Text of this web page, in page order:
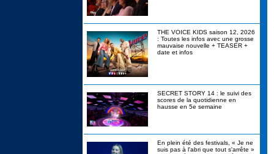
THE VOICE KIDS saison 12, 2026
: Toutes les infos avec une grosse
mauvaise nouvelle + TEASER +
date et infos
SECRET STORY 14 : le suivi des
scores de la quotidienne en
hausse en 5e semaine
En plein été des festivals, « Je ne
suis pas à l'abri que tout s'arrête »